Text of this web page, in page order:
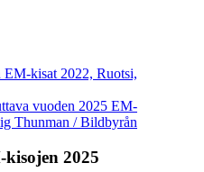
vuoden 2025 EM-
Thunman / Bildbyrån
2025